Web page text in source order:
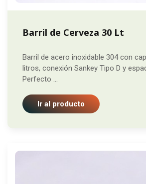
Barril de Cerveza 30 Lt
Barril de acero inoxidable 304 con
litros, conexión Sankey Tipo D y
Perfecto ...
Ir al producto